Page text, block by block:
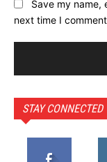
Save my name,
next time I
STAY CONNECTED